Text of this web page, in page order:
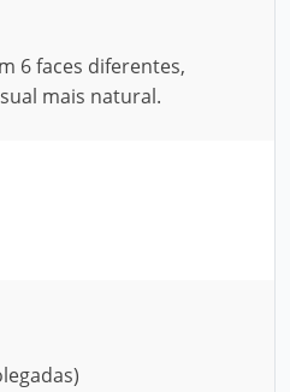
6 faces diferentes,
mais natural.